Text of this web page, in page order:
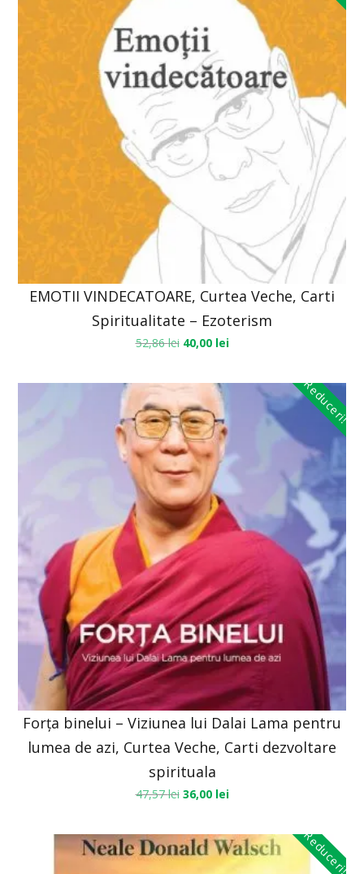
EMOTII VINDECATOARE, Curtea Veche, Carti
Spiritualitate – Ezoterism
52,86lei 40,00 lei
Reduceri!
Forța binelui – Viziunea lui Dalai Lama pentru
lumea de azi, Curtea Veche, Carti dezvoltare
spirituala
47,57lei 36,00 lei
Reduceri!